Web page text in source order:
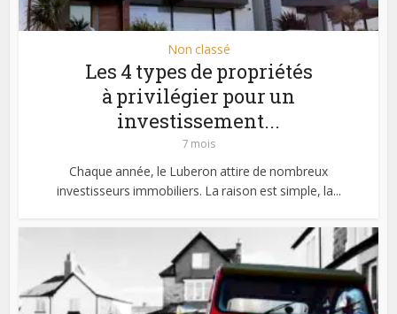
Non classé
Les 4 types de propriétés
à privilégier pour un
investissement...
7 mois
Chaque année, le Luberon attire de nombreux
investisseurs immobiliers. La raison est simple, la...